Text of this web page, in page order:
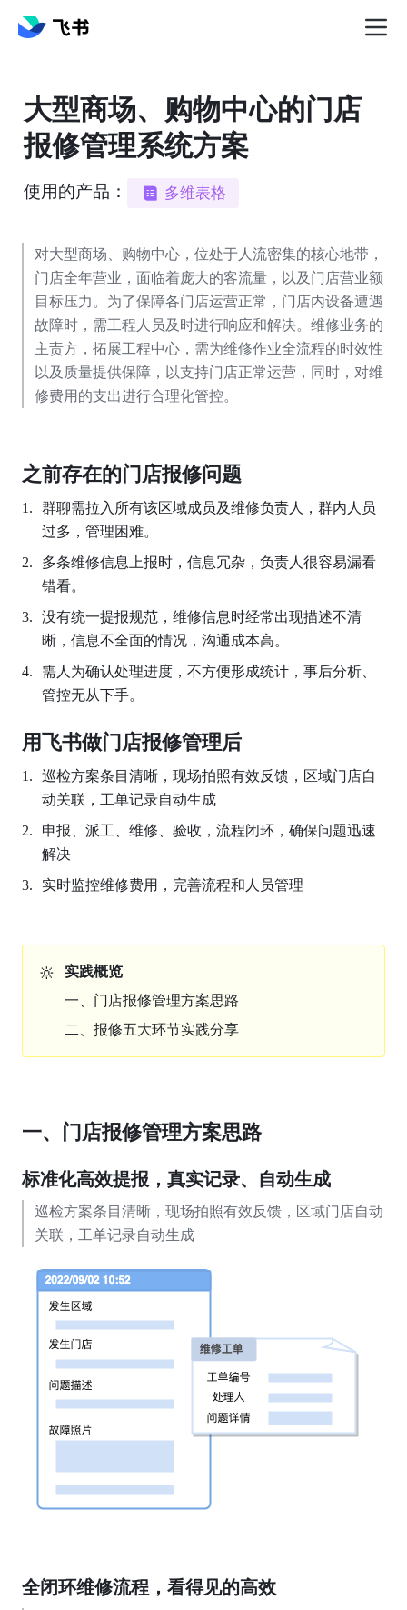
大型商场、购物中心的门店
报修管理系统方案
使用的产品： 多维表格
对大型商场、购物中心，位处于人流密集的核心地带，
门店全年营业，面临着庞大的客流量，以及门店营业额
目标压力。为了保障各门店运营正常，门店内设备遭遇
故障时，需工程人员及时进行响应和解决。维修业务的
主责方，拓展工程中心，需为维修作业全流程的时效性
以及质量提供保障，以支持门店正常运营，同时，对维
修费用的支出进行合理化管控。
之前存在的门店报修问题
群聊需拉入所有该区域成员及维修负责人，群内人员
过多，管理困难。
多条维修信息上报时，信息冗杂，负责人很容易漏看
错看。
没有统一提报规范，维修信息时经常出现描述不清
晰，信息不全面的情况，沟通成本高。
需人为确认处理进度，不方便形成统计，事后分析、
管控无从下手。
用飞书做门店报修管理后
巡检方案条目清晰，现场拍照有效反馈，区域门店自
动关联，工单记录自动生成
申报、派工、维修、验收，流程闭环，确保问题迅速
解决
实时监控维修费用，完善流程和人员管理
🔆
实践概览
一、门店报修管理方案思路
二、报修五大环节实践分享
一、门店报修管理方案思路
标准化高效提报，真实记录、自动生成
巡检方案条目清晰，现场拍照有效反馈，区域门店自动
关联，工单记录自动生成
全闭环维修流程，看得见的高效